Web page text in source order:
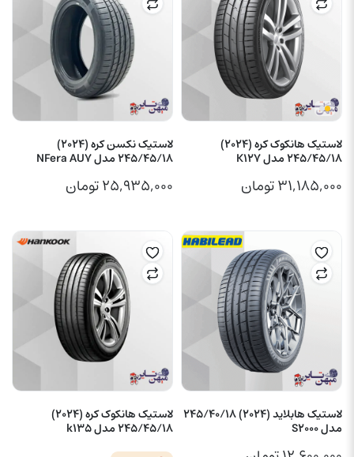
لاستیک هانکوک کره (2024)
245/45/18 مدل K127
۳۱,۱۸۵,۰۰۰تومان
لاستیک نکسن کره (2024)
245/45/18 مدل NFera AU7
۲۵,۹۳۵,۰۰۰تومان
لاستیک هابلاید (2024) 245/40/18
مدل S2000
لاستیک هانکوک کره (2024)
245/45/18 مدل k135